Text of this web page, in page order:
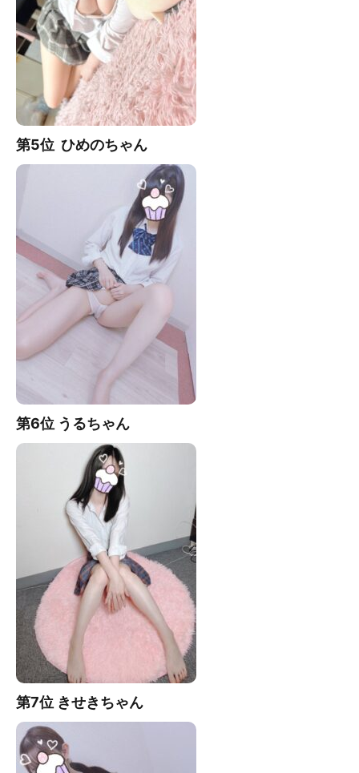
第5位 ひめのちゃん
第6位 うるちゃん
第7位 きせきちゃん